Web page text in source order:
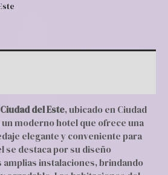
del Este, ubicado en Ciudad
un moderno hotel que ofrece una
elegante y conveniente para
se destaca por su diseño
instalaciones, brindando